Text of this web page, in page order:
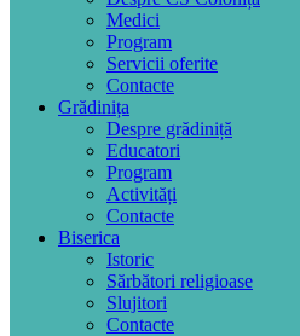
Medici
Program
Servicii oferite
Contacte
Grădinița
Despre grădiniță
Educatori
Program
Activități
Contacte
Biserica
Istoric
Sărbători religioase
Slujitori
Contacte